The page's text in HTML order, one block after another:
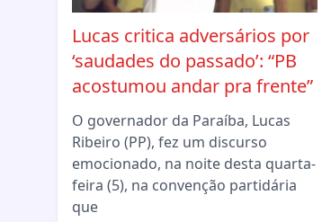
Lucas critica adversários por
‘saudades do passado’: “PB
acostumou andar pra frente”
O governador da Paraíba, Lucas
Ribeiro (PP), fez um discurso
emocionado, na noite desta quarta-
feira (5), na convenção partidária
que